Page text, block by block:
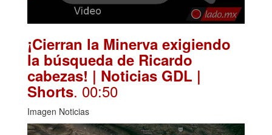
¡Cierran la Minerva exigiendo
la búsqueda de Ricardo
cabezas! | Noticias GDL |
Shorts. 00:50
Imagen Noticias